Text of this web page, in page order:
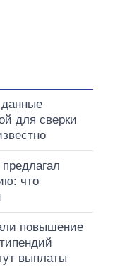
для сверки
что
повышение
выплаты